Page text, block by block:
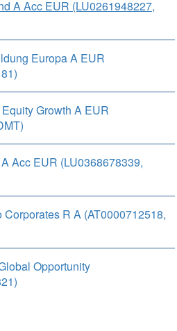
A Acc EUR (LU0261948227,
Europa A EUR
Growth A EUR
Acc EUR (LU0368678339,
R A (AT0000712518,
Opportunity